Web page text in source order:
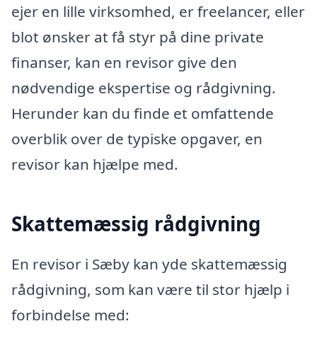
ejer en lille virksomhed, er freelancer, eller
blot ønsker at få styr på dine private
finanser, kan en revisor give den
nødvendige ekspertise og rådgivning.
Herunder kan du finde et omfattende
overblik over de typiske opgaver, en
revisor kan hjælpe med.
Skattemæssig rådgivning
En revisor i Sæby kan yde skattemæssig
rådgivning, som kan være til stor hjælp i
forbindelse med: